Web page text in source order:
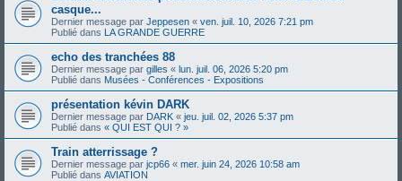
casque...
Dernier message par Jeppesen « ven. juil. 10, 2026 7:21 pm
Publié dans LA GRANDE GUERRE
echo des tranchées 88
Dernier message par gilles « lun. juil. 06, 2026 5:20 pm
Publié dans Musées - Conférences - Expositions
présentation kévin DARK
Dernier message par DARK « jeu. juil. 02, 2026 5:37 pm
Publié dans « QUI EST QUI ? »
Train atterrissage ?
Dernier message par jcp66 « mer. juin 24, 2026 10:58 am
Publié dans AVIATION